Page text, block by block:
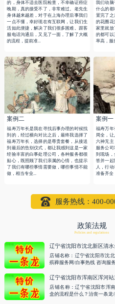
的，身体不适去医院检查，不幸确证癌症
晚期，真的接受不了，非常难过。老先生
身体越来越差，对于在上海办理后事我们
一点不懂，幸好现在有互联网，让我们生
活如此便捷，解决了我们很多困难。跟客
服电话沟通后，又见了一面，了解了大概
的流程，提前准...
我们动脑
什么的都
置完了之
的花圈花
家里就放
的都可以
率高，服
案例二
福寿万年长是我在寻找后事办理的时候找
到的，经过横向对比之后，最终我选择了
福寿万年长，选择的是尊贵套餐，从接送
到最后的告别仪式，都让我感到这是一家
经验丰富的白事处理公司，各种服务都很
贴心，既照顾了我们亲属的心情，也提示
了我们有哪些事情需要做，哪些事情不能
做，相当专业...
案例一
福寿万年
周全，
六神无主
服务公
到现场，
答并一起
人，行
准备齐全
服务热线：400-
政策法规
Policies and regulations
店铺名称：辽宁省沈阳市沈
殡葬服务网/白事热线 咨询服
店铺名称：辽宁省沈阳市浑
盒的流程是什么？治丧一条龙